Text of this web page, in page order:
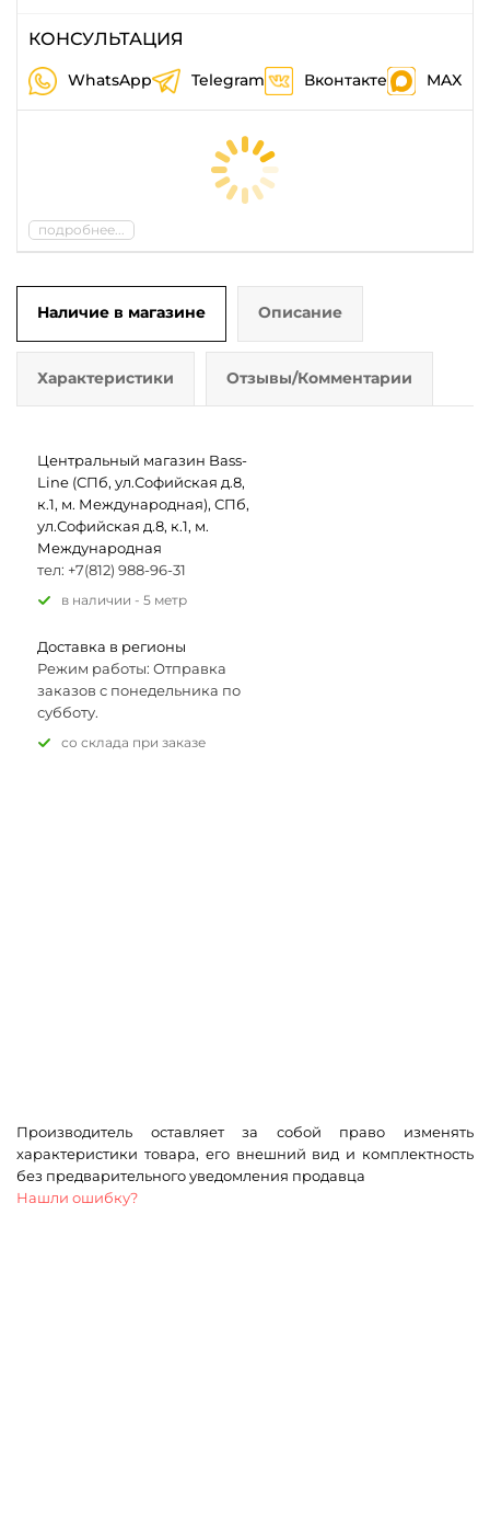
КОНСУЛЬТАЦИЯ
WhatsApp Telegram Вконтакте MAX
подробнее...
Наличие в магазине Описание
Характеристики Отзывы/Комментарии
Центральный магазин Bass-
Line (СПб, ул.Софийская д.8,
к.1, м. Международная), СПб,
ул.Софийская д.8, к.1, м.
Международная
тел: +7(812) 988-96-31
В наличии - 5 метр
Доставка в регионы
Режим работы: Отправка
заказов с понедельника по
субботу.
Со склада при заказе
Производитель оставляет за собой право изменять
характеристики товара, его внешний вид и комплектность
без предварительного уведомления продавца
Нашли ошибку?